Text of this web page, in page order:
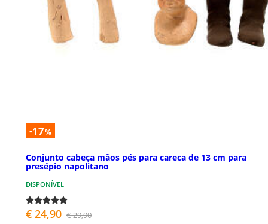
-17%
Conjunto cabeça mãos pés para careca de 13 cm para
presépio napolitano
DISPONÍVEL
€ 24,90 € 29,90